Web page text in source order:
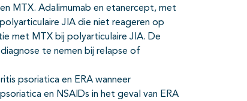
MTX. Adalimumab en etanercept, met
JIA die niet reageren op
met MTX bij polyarticulaire JIA. De
te nemen bij relapse of
psoriatica en ERA wanneer
en NSAIDs in het geval van ERA